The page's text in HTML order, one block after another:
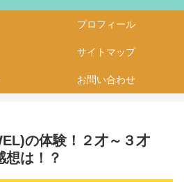
プロフィール
サイトマップ
お問い合わせ
の体験！２才～３才
想は！？